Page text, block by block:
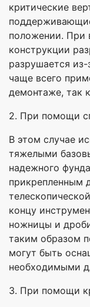
критические
положении. При
конструкции
разрушается
чаще всего
демонтаже, так
2. При помощи
В этом случае
тяжелыми
надежного
прикрепленным
концу
ножницы и
таким образом
могут быть
необходимыми
3. При помощи